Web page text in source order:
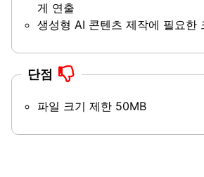
게 연출
생성형 AI 콘텐츠 제작에 필요한
단점
파일 크기 제한 50MB